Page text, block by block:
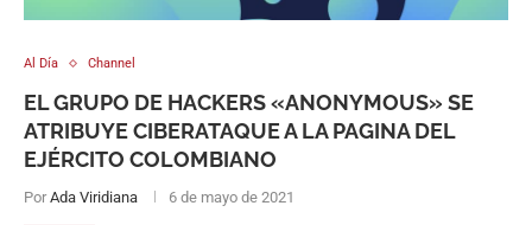
Al Día Channel
EL GRUPO DE HACKERS «ANONYMOUS» SE
ATRIBUYE CIBERATAQUE A LA PAGINA DEL
EJÉRCITO COLOMBIANO
Por Ada Viridiana 6 de mayo de 2021